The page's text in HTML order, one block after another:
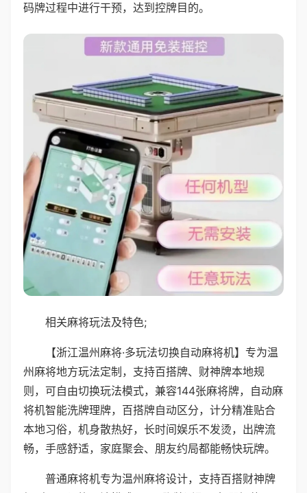
码牌过程中进行干预，达到控牌目的。
相关麻将玩法及特色;
【浙江温州麻将·多玩法切换自动麻将机】专为温
州麻将地方玩法定制，支持百搭牌、财神牌本地规
则，可自由切换玩法模式，兼容144张麻将牌，自动麻
将机智能洗牌理牌，百搭牌自动区分，计分精准贴合
本地习俗，机身散热好，长时间娱乐不发烫，出牌流
畅，手感舒适，家庭聚会、朋友约局都能畅快玩牌。
普通麻将机专为温州麻将设计，支持百搭财神牌